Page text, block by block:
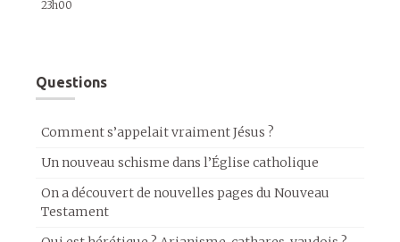
23h00
Questions
Comment s’appelait vraiment Jésus ?
Un nouveau schisme dans l’Église catholique
On a découvert de nouvelles pages du Nouveau
Testament